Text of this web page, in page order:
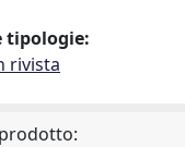
tipologie:
rivista